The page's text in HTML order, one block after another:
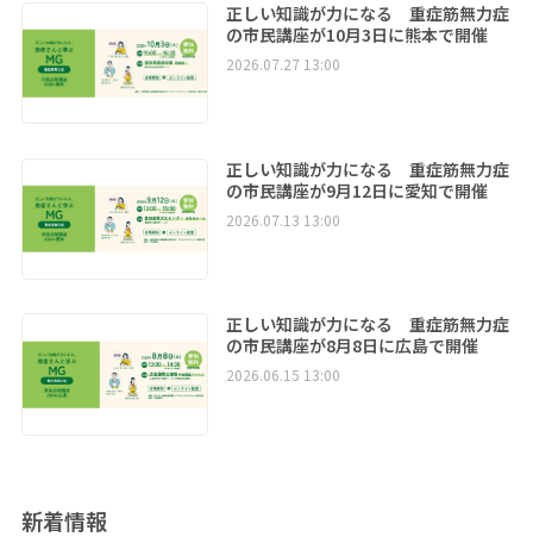
正しい知識が力になる 重症筋無力症
の市民講座が10月3日に熊本で開催
2026.07.27 13:00
正しい知識が力になる 重症筋無力症
の市民講座が9月12日に愛知で開催
2026.07.13 13:00
正しい知識が力になる 重症筋無力症
の市民講座が8月8日に広島で開催
2026.06.15 13:00
新着情報